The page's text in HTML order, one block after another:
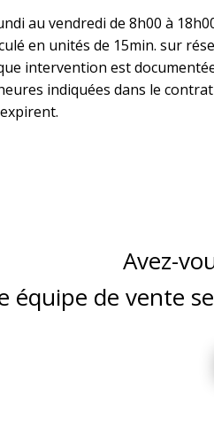
au vendredi de 8h00 à
en unités de 15min. sur
intervention est
indiquées dans le
Avez-
équipe de vente